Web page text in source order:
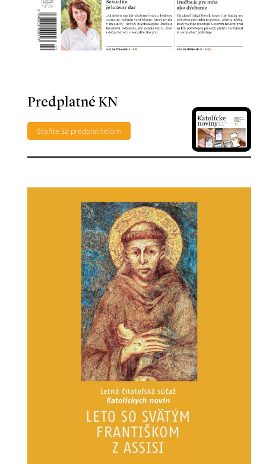
Predplatné KN
Staňte sa predplatiteľom